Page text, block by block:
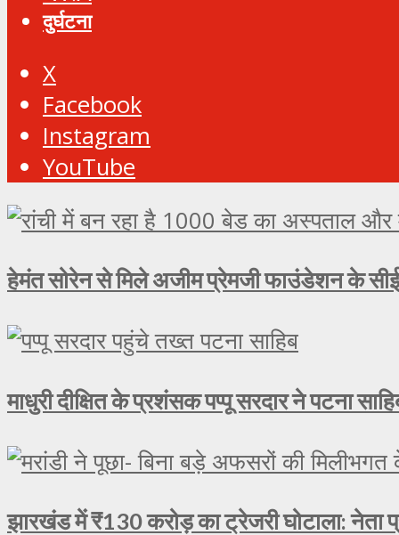
दुर्घटना
X
Facebook
Instagram
YouTube
हेमंत सोरेन से मिले अजीम प्रेमजी फाउंडेशन के
माधुरी दीक्षित के प्रशंसक पप्पू सरदार ने पटना
झारखंड में ₹130 करोड़ का ट्रेजरी घोटाला: नेता